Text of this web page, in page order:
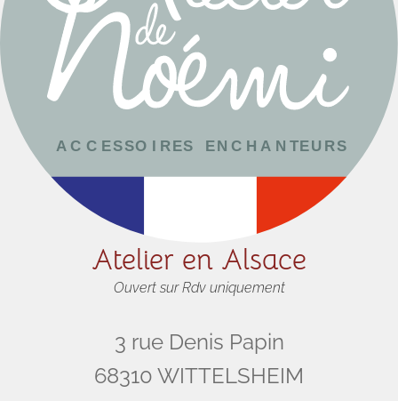
Atelier en Alsace
Ouvert sur Rdv uniquement
3 rue Denis Papin
68310 WITTELSHEIM